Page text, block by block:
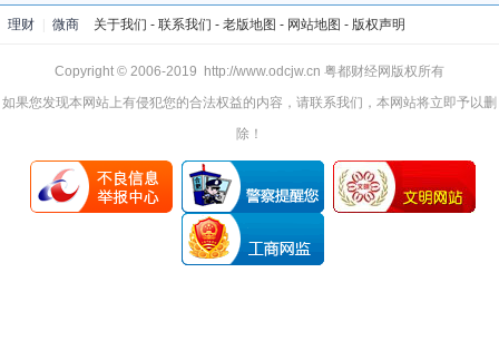
理财 微商 关于我们 - 联系我们 - 老版地图 - 网站地图 - 版权声明
Copyright © 2006-2019 http://www.odcjw.cn 粤都财经网版权所有
如果您发现本网站上有侵犯您的合法权益的内容，请联系我们，本网站将立即予以删
除！